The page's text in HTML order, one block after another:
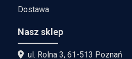
Dostawa
Nasz sklep
ul. Rolna 3, 61-513 Poznań